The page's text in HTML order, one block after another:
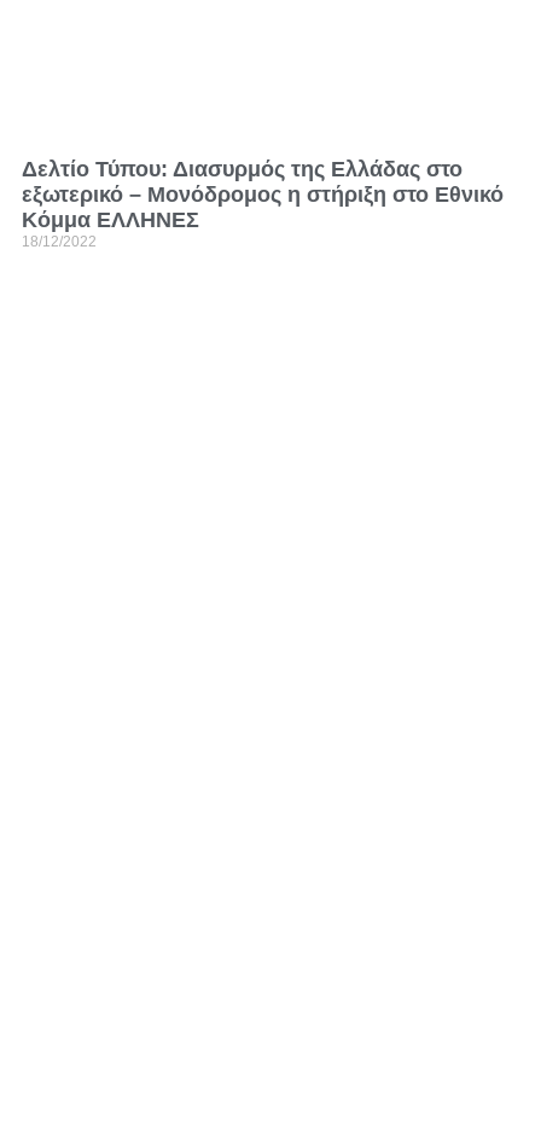
Δελτίο Τύπου: Διασυρμός της Ελλάδας στο
εξωτερικό – Μονόδρομος η στήριξη στο Εθνικό
Κόμμα ΕΛΛΗΝΕΣ
18/12/2022